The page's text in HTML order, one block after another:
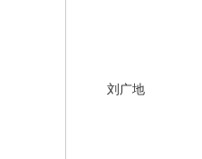
刘广地